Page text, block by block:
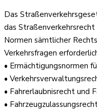
Das
das
Normen sämtlicher
Verkehrsfragen
• Ermächtigungsnormen
•
• Fahrerlaubnisrecht und
•